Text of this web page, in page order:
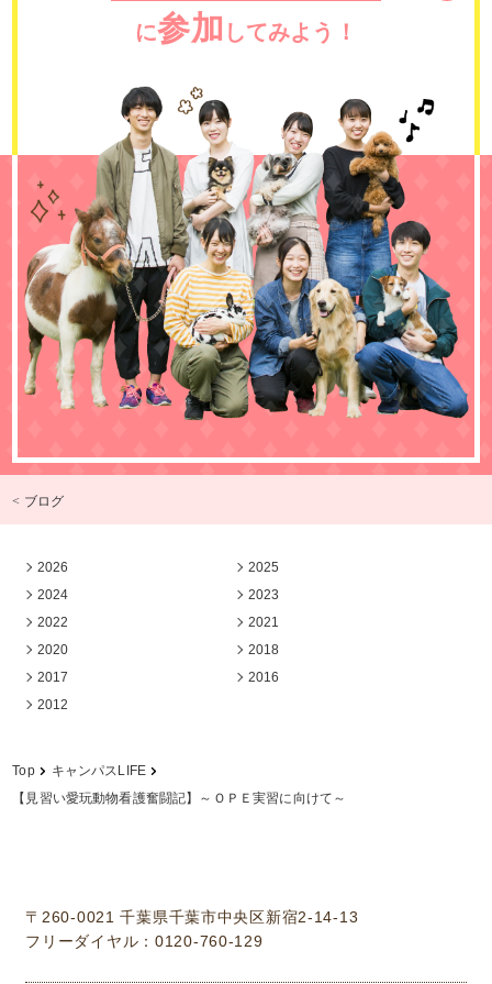
に参加 してみよう！
< ブログ
2026
2025
2024
2023
2022
2021
2020
2018
2017
2016
2012
Top
キャンパスLIFE
【見習い愛玩動物看護奮闘記】～ＯＰＥ実習に向けて～
〒260-0021 千葉県千葉市中央区新宿2-14-13
フリーダイヤル：0120-760-129